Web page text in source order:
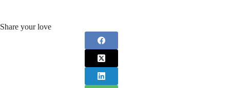
Share your love